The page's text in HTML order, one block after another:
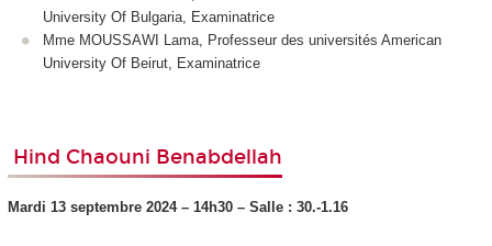
University Of Bulgaria, Examinatrice
Mme MOUSSAWI Lama, Professeur des universités American
University Of Beirut, Examinatrice
Hind Chaouni Benabdellah
Mardi 13 septembre 2024 – 14h30– Salle : 30.-1.16